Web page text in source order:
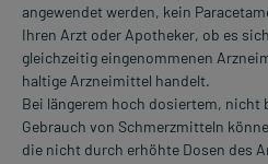
angewendet werden, kein
Ihren Arzt oder Apotheker, ob es
gleichzeitig eingenommenen
haltige Arzneimittel handelt.
Bei längerem hoch dosiertem, nicht
Gebrauch von Schmerzmitteln
die nicht durch erhöhte Dosen des